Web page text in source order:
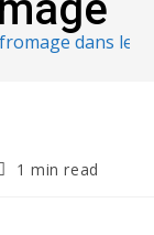
dans le
1 min read